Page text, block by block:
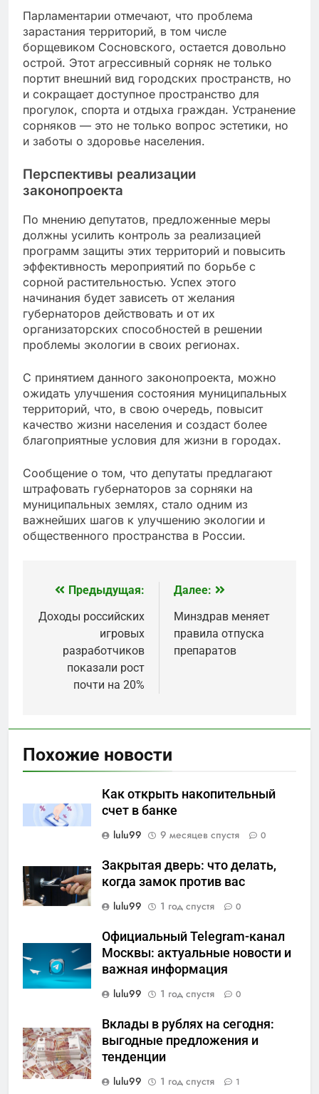
Парламентарии отмечают, что проблема
зарастания территорий, в том числе
борщевиком Сосновского, остается довольно
острой. Этот агрессивный сорняк не только
портит внешний вид городских пространств, но
и сокращает доступное пространство для
прогулок, спорта и отдыха граждан. Устранение
сорняков — это не только вопрос эстетики, но
и заботы о здоровье населения.
Перспективы реализации
законопроекта
По мнению депутатов, предложенные меры
должны усилить контроль за реализацией
программ защиты этих территорий и повысить
эффективность мероприятий по борьбе с
сорной растительностью. Успех этого
начинания будет зависеть от желания
губернаторов действовать и от их
организаторских способностей в решении
проблемы экологии в своих регионах.
С принятием данного законопроекта, можно
ожидать улучшения состояния муниципальных
территорий, что, в свою очередь, повысит
качество жизни населения и создаст более
благоприятные условия для жизни в городах.
Сообщение о том, что депутаты предлагают
штрафовать губернаторов за сорняки на
муниципальных землях, стало одним из
важнейших шагов к улучшению экологии и
общественного пространства в России.
Навигация
по
записям
Предыдущая:
Доходы российских
игровых
разработчиков
показали рост
почти на 20%
Далее:
Минздрав меняет
правила отпуска
препаратов
Похожие новости
Как открыть накопительный
счет в банке
lulu99
9 месяцев спустя 0
Закрытая дверь: что делать,
когда замок против вас
lulu99
1 год спустя 0
Официальный Telegram-канал
Москвы: актуальные новости и
важная информация
lulu99
1 год спустя 0
Вклады в рублях на сегодня:
выгодные предложения и
тенденции
lulu99
1 год спустя 1